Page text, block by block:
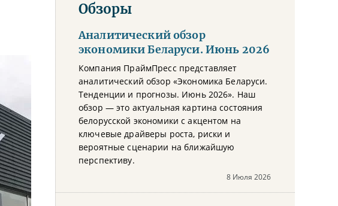
Обзоры
Аналитический обзор
экономики Беларуси. Июнь 2026
Компания ПраймПресс представляет
аналитический обзор «Экономика Беларуси.
Тенденции и прогнозы. Июнь 2026». Наш
обзор — это актуальная картина состояния
белорусской экономики с акцентом на
ключевые драйверы роста, риски и
вероятные сценарии на ближайшую
перспективу.
8 Июля 2026